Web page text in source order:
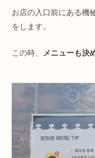
お店の入口前にある機
をします。
この時、 メニューも決